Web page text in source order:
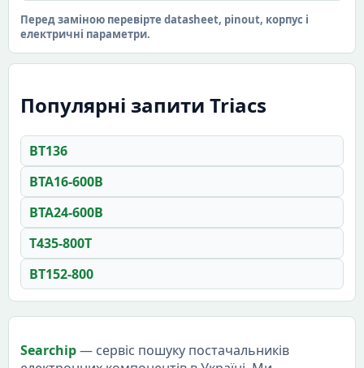
Перед заміною перевірте datasheet, pinout, корпус і
електричні параметри.
Популярні запити Triacs
BT136
BTA16-600B
BTA24-600B
T435-800T
BT152-800
Searchip— сервіс пошуку постачальників